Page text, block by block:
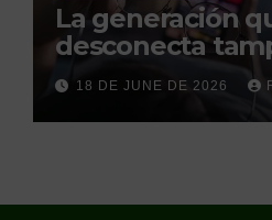
La generación
desconecta
duerme
18 DE JUNE DE 2026